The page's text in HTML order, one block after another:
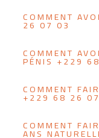
COMMENT
26 07 03
COMMENT
PÉNIS +229
COMMENT
+229 68 26
COMMENT
ANS